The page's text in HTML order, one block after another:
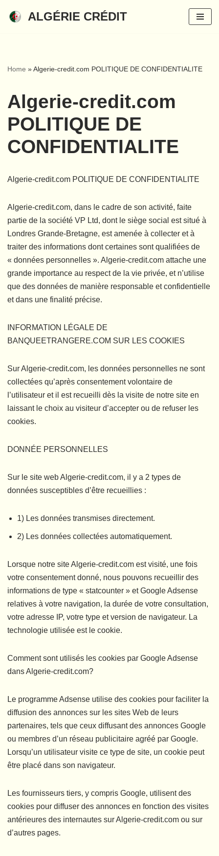
ALGÉRIE CRÉDIT
Home »Algerie-credit.com POLITIQUE DE CONFIDENTIALITE
Algerie-credit.com
POLITIQUE DE
CONFIDENTIALITE
Algerie-credit.com POLITIQUE DE CONFIDENTIALITE
Algerie-credit.com, dans le cadre de son activité, faite
partie de la société VP Ltd, dont le siège social est situé à
Londres Grande-Bretagne, est amenée à collecter et à
traiter des informations dont certaines sont qualifiées de
« données personnelles ». Algerie-credit.com attache une
grande importance au respect de la vie privée, et n’utilise
que des données de manière responsable et confidentielle
et dans une finalité précise.
INFORMATION LÉGALE DE
BANQUEETRANGERE.COM SUR LES COOKIES
Sur Algerie-credit.com, les données personnelles ne sont
collectées qu’après consentement volontaire de
l’utilisateur et il est recueilli dès la visite de notre site en
laissant le choix au visiteur d’accepter ou de refuser les
cookies.
DONNÉE PERSONNELLES
Sur le site web Algerie-credit.com, il y a 2 types de
données susceptibles d’être recueillies :
1) Les données transmises directement.
2) Les données collectées automatiquement.
Lorsque notre site Algerie-credit.com est visité, une fois
votre consentement donné, nous pouvons recueillir des
informations de type « statcounter » et Google Adsense
relatives à votre navigation, la durée de votre consultation,
votre adresse IP, votre type et version de navigateur. La
technologie utilisée est le cookie.
Comment sont utilisés les cookies par Google Adsense
dans Algerie-credit.com?
Le programme Adsense utilise des cookies pour faciliter la
diffusion des annonces sur les sites Web de leurs
partenaires, tels que ceux diffusant des annonces Google
ou membres d’un réseau publicitaire agréé par Google.
Lorsqu’un utilisateur visite ce type de site, un cookie peut
être placé dans son navigateur.
Les fournisseurs tiers, y compris Google, utilisent des
cookies pour diffuser des annonces en fonction des visites
antérieures des internautes sur Algerie-credit.com ou sur
d’autres pages.